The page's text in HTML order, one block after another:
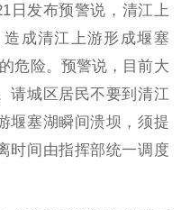
日发布预警说，清江上
成清江上游形成堰塞
危险。 预警说，目前大
请城区居民不要到清江
堰塞湖瞬间溃坝，须提
时间由指挥部统一调度